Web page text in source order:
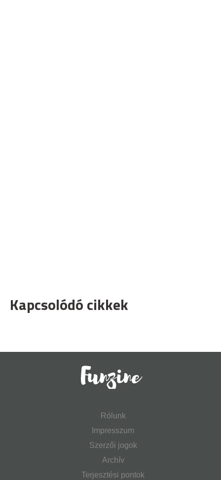
Kapcsolódó cikkek
Rólunk
Impresszum
Szerzői jogok
Archív
Terjesztési pontok